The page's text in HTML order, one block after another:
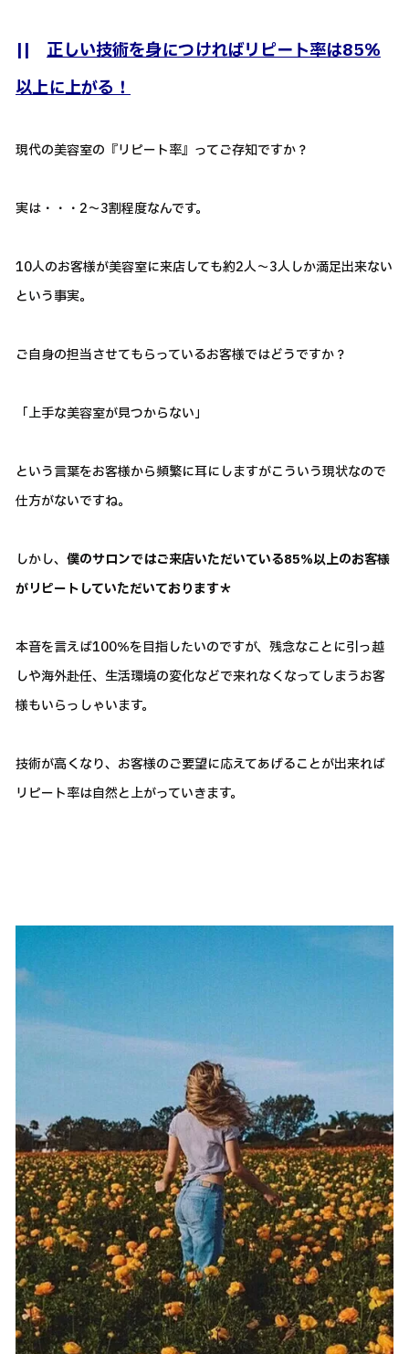
|| 正しい技術を身につければリピート率は85％
以上に上がる！
現代の美容室の『リピート率』ってご存知ですか？
実は・・・2～3割程度なんです。
10人のお客様が美容室に来店しても約2人～3人しか満足出来ない
という事実。
ご自身の担当させてもらっているお客様ではどうですか？
「上手な美容室が見つからない」
という言葉をお客様から頻繁に耳にしますがこういう現状なので
仕方がないですね。
しかし、 僕のサロンではご来店いただいている85％以上のお客様
がリピートしていただいております＊
本音を言えば100％を目指したいのですが、残念なことに引っ越
しや海外赴任、生活環境の変化などで来れなくなってしまうお客
様もいらっしゃいます。
技術が高くなり、お客様のご要望に応えてあげることが出来れば
リピート率は自然と上がっていきます。